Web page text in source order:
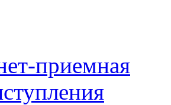
приемная